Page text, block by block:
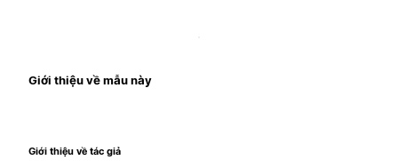
Giới thiệu về mẫu này
Giới thiệu về tác giả